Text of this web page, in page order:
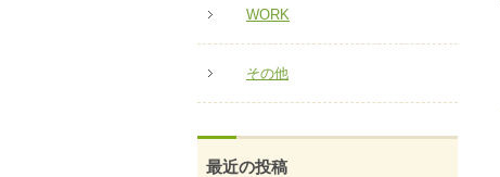
WORK
その他
最近の投稿